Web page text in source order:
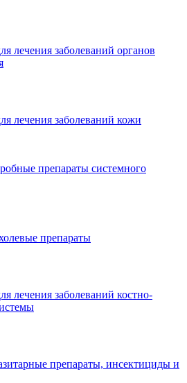
лечения заболеваний органов
лечения заболеваний кожи
препараты системного
препараты
лечения заболеваний костно-
препараты, инсектициды и